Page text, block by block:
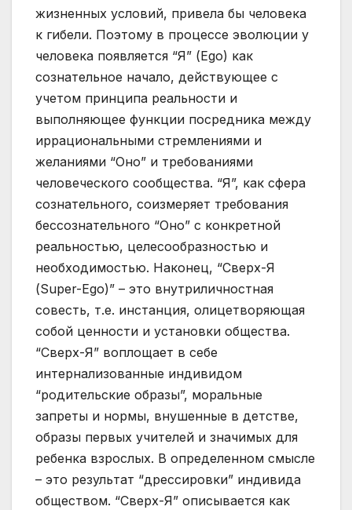
жизненных условий, привела бы человека
к гибели. Поэтому в процессе эволюции у
человека появляется “Я” (Ego) как
сознательное начало, действующее с
учетом принципа реальности и
выполняющее функции посредника между
иррациональными стремлениями и
желаниями “Оно” и требованиями
человеческого сообщества. “Я”, как сфера
сознательного, соизмеряет требования
бессознательного “Оно” с конкретной
реальностью, целесообразностью и
необходимостью. Наконец, “Сверх-Я
(Super-Ego)” – это внутриличностная
совесть, т.е. инстанция, олицетворяющая
собой ценности и установки общества.
“Сверх-Я” воплощает в себе
интернализованные индивидом
“родительские образы”, моральные
запреты и нормы, внушенные в детстве,
образы первых учителей и значимых для
ребенка взрослых. В определенном смысле
– это результат “дрессировки” индивида
обществом. “Сверх-Я” описывается как